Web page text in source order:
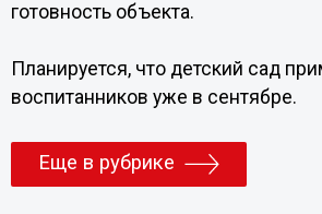
готовность объекта.
Планируется, что детский сад
воспитанников уже в сентябре.
Еще в рубрике